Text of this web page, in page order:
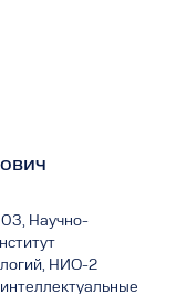
Научно-
НИО-2